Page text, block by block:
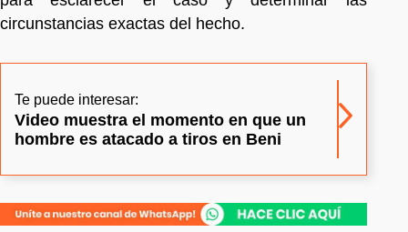
circunstancias exactas del hecho.
Te puede interesar:
Video muestra el momento en que un
hombre es atacado a tiros en Beni